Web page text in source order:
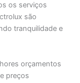
os serviços
são
tranquilidade e
orçamentos
preços